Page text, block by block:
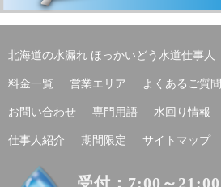
北海道の水漏れ ほっかいどう水道仕事人
料金一覧 営業エリア よくあるご質問
お問い合わせ 専門用語 水回り情報
仕事人紹介 期間限定 サイトマップ